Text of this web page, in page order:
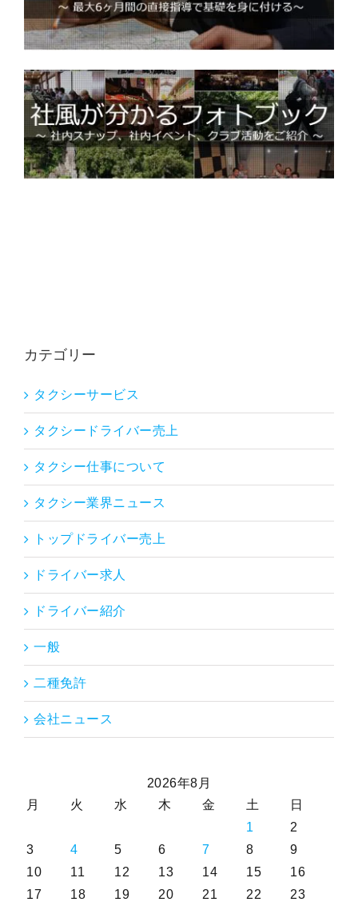
カテゴリー
タクシーサービス
タクシードライバー売上
タクシー仕事について
タクシー業界ニュース
トップドライバー売上
ドライバー求人
ドライバー紹介
一般
二種免許
会社ニュース
2026年8月
月
火 水 木 金 土
日
1
2
3
4 5 6 7 8
9
10
11 12 13 14 15
16
17
18 19 20 21 22
23